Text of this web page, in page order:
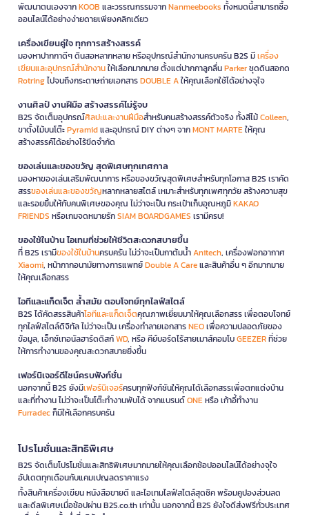
พัฒนาตนเองจากKOOB และวรรณกรรมจากNanmeebooks ทั้งหมดนี้สามารถซื้อ
ออนไลน์ได้อย่างง่ายดายเพียงคลิกเดียว
เครื่องเขียนคู่ใจ ทุกการสร้างสรรค์
มองหาปากกาดีๆ ดินสอหลากหลาย หรืออุปกรณ์สำนักงานครบครัน B2S มีเครื่อง
เขียนและอุปกรณ์สำนักงานให้เลือกมากมาย ตั้งแต่ปากกาลูกลื่นParkerชุดดินสอกด
Rotringไปจนถึงกระดาษถ่ายเอกสารDOUBLE Aให้คุณเลือกใช้ได้อย่างจุใจ
งานศิลป์ งานฝีมือ สร้างสรรค์ไม่รู้จบ
B2S จัดเต็มอุปกรณ์ศิลปะและงานฝีมือสำหรับคนสร้างสรรค์ตัวจริง ทั้งสีไม้Colleen,
ขาตั้งไม้บนโต๊ะPyramidและอุปกรณ์ DIY ต่างๆ จากMONT MARTEให้คุณ
สร้างสรรค์ได้อย่างไร้ขีดจำกัด
ของเล่นและของขวัญ สุดพิเศษทุกเทศกาล
มองหาของเล่นเสริมพัฒนาการ หรือของขวัญสุดพิเศษสำหรับทุกโอกาส B2S เราคัด
สรรของเล่นและของขวัญหลากหลายสไตล์ เหมาะสำหรับทุกเพศทุกวัย สร้างความสุข
และรอยยิ้มให้กับคนพิเศษของคุณ ไม่ว่าจะเป็น กระเป๋าเก็บอุณหภูมิKAKAO
FRIENDS หรือเกมจดหมายรักSIAM BOARDGAMES เรามีครบ!
ของใช้ในบ้าน ไอเทมที่ช่วยให้ชีวิตสะดวกสบายขึ้น
ที่ B2S เรามีของใช้ในบ้านครบครัน ไม่ว่าจะเป็นกาต้มน้ำAnitech, เครื่องฟอกอากาศ
Xiaomi, หน้ากากอนามัยทางการแพทย์Double A Careและสินค้าอื่น ๆ อีกมากมาย
ให้คุณเลือกสรร
ไอทีและแก็ดเจ็ต ล้ำสมัย ตอบโจทย์ทุกไลฟ์สไตล์
B2S ได้คัดสรรสินค้าไอทีและแก็ดเจ็ตคุณภาพเยี่ยมมาให้คุณเลือกสรร เพื่อตอบโจทย์
ทุกไลฟ์สไตล์ดิจิทัล ไม่ว่าจะเป็น เครื่องทำลายเอกสารNEOเพื่อความปลอดภัยของ
ข้อมูล, เอ็กซ์เทอนัลฮาร์ดดิสก์WD, หรือ คีย์บอร์ดไร้สายเมาส์คอมโบGEEZERที่ช่วย
ให้การทำงานของคุณสะดวกสบายยิ่งขึ้น
เฟอร์นิเจอร์ดีไซน์ครบฟังก์ชั่น
นอกจากนี้ B2S ยังมีเฟอร์นิเจอร์ครบทุกฟังก์ชันให้คุณได้เลือกสรรเพื่อตกแต่งบ้าน
และที่ทำงาน ไม่ว่าจะเป็นโต๊ะทำงานพับได้ จากแบรนด์ONEหรือ เก้าอี้ทำงาน
Furradecก็มีให้เลือกครบครัน
โปรโมชั่นและสิทธิพิเศษ
B2S จัดเต็มโปรโมชั่นและสิทธิพิเศษมากมายให้คุณเลือกช้อปออนไลน์ได้อย่างจุใจ
อัปเดตทุกเดือนกับแคมเปญลดราคาแรง
ทั้งสินค้าเครื่องเขียน หนังสือขายดี และไอเทมไลฟ์สไตล์สุดชิค พร้อมคูปองส่วนลด
และดีลพิเศษเมื่อช้อปผ่าน B2S.co.th เท่านั้น นอกจากนี้ B2S ยังใจดีส่งฟรีทั่วประเทศ